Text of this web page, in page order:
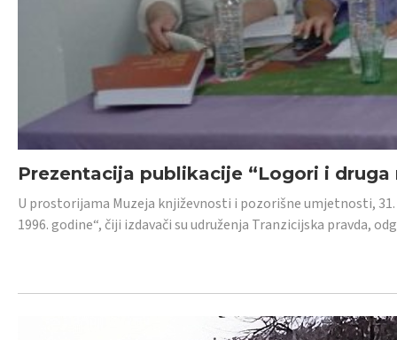
Prezentacija publikacije “Logori i druga
U prostorijama Muzeja književnosti i pozorišne umjetnosti,
1996. godine“, čiji izdavači su udruženja Tranzicijska pravda,